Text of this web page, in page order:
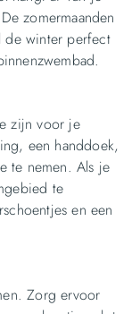
zomermaanden
de winter perfect
zijn voor je
een handdoek,
te nemen. Als je
te
en een
Zorg ervoor